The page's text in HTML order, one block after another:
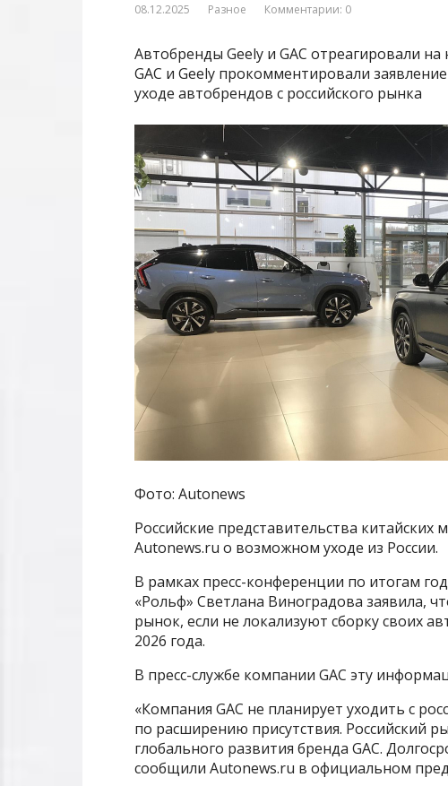
08.12.2025 Разное Комментарии: 0
Автобренды Geely и GAC отреагировали
GAC и Geely прокомментировали
уходе автобрендов с российского рынка
Фото: Autonews
Российские представительства китайских
Autonews.ru о возможном уходе из России.
В рамках пресс-конференции по итогам
«Рольф» Светлана Виноградова заявила,
рынок, если не локализуют сборку своих
2026 года.
В пресс-службе компании GAC эту
«Компания GAC не планирует уходить с
по расширению присутствия. Российский
глобального развития бренда GAC.
сообщили Autonews.ru в официальном